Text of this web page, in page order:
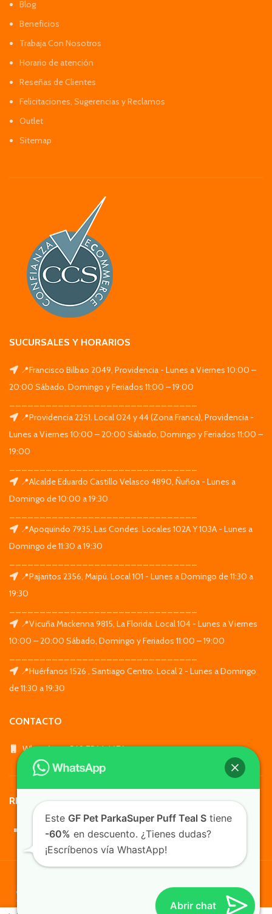
Blog
Beneficios
Trabaja Con Nosotros
Horario de atención
Reseñas de Clientes
Felicitaciones, Sugerencias y Reclamos
Outlet
Sitemap
SUCURSALES Y HORARIOS
📍Francisco Bilbao 2049, Providencia - Lunes a Viernes 10:00 –
20:00 Sábado, Domingo y Feriados 11:00 – 19:00
📍Providencia 2251. Local 024 y 44 (Zona Franca), Providencia -
Lunes a Viernes 10:00 – 20:00 Sábado, Domingo y Feriados 11:00 –
19:00
📍Alcalde Eduardo Castillo Velasco 4890, Ñuñoa - Lunes a
Domingo de 10:00 a 19:30
📍Apoquindo 7935, Las Condes. Locales 102A Y 103A - Lunes a
Domingo de 11:30 a 19:30
📍Pajaritos 2356, Maipú. Local 101 - Lunes a Domingo de 11:30 a
19:30
📍Vicuña Mackenna 9815, La Florida. Local 104 - Lunes a Viernes
10:00 – 20:00 Sábado, Domingo y Feriados 11:00 – 19:00
📍Huérfanos 1526 , Santiago Centro. Local 2 - Lunes a Domingo
de 11:30 a 19:30
CONTACTO
WhatsApp: +569 7564 4676
REDES SOCIALES
TusMascotas.cl
Abrir chat
Este GF Pet ParkaSuper Puff Teal S tiene
-60% en descuento. ¿Tienes dudas?
¡Escríbenos vía WhastApp!